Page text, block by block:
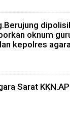
oknum
kepolres
Sarat